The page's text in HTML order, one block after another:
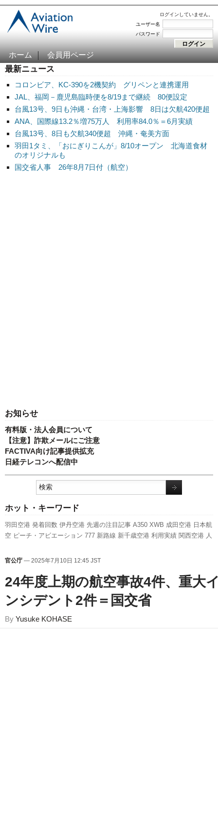
ログインしていません。
ユーザー名
パスワード
ホーム 会員用ページ
最新ニュース
コロンビア、KC-390を2機契約 グリペンと連携運用
JAL、福岡－鹿児島臨時便を8/19まで継続 80便設定
台風13号、9日も沖縄・台湾・上海影響 8日は欠航420便超
ANA、国際線13.2％増75万人 利用率84.0％＝6月実績
台風13号、8日も欠航340便超 沖縄・奄美方面
羽田1タミ、「おにぎりこんが」8/10オープン 北海道食材
のオリジナルも
国交省人事 26年8月7日付（航空）
お知らせ
有料版・法人会員について
【注意】詐欺メールにご注意
FACTIVA向け記事提供拡充
日経テレコンへ配信中
ホット・キーワード
羽田空港 発着回数 伊丹空港 先週の注目記事 A350 XWB 成田空港 日本航
空 ピーチ・アビエーション 777 新路線 新千歳空港 利用実績 関西空港 人
コロナウイルス 訪日客 国交省 ボーイング
フライヤー
官公庁 — 2025年7月10日 12:45 JST
24年度上期の航空事故4件、重大
ンシデント2件＝国交省
By Yusuke KOHASE